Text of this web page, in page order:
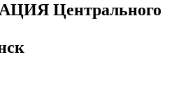
Центрального